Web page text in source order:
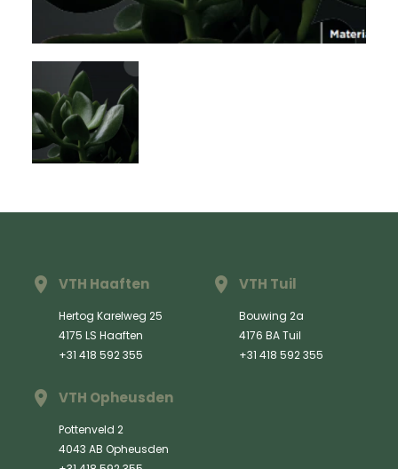
VTH Haaften
Hertog Karelweg 25
4175 LS Haaften
+31 418 592 355
VTH Tuil
Bouwing 2a
4176 BA Tuil
+31 418 592 355
VTH Opheusden
Pottenveld 2
4043 AB Opheusden